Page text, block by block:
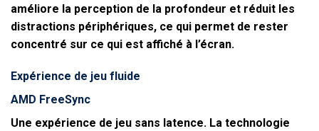
améliore la perception de la profondeur et réduit les
distractions périphériques, ce qui permet de rester
concentré sur ce qui est affiché à l’écran.
Expérience de jeu fluide
AMD FreeSync
Une expérience de jeu sans latence. La technologie